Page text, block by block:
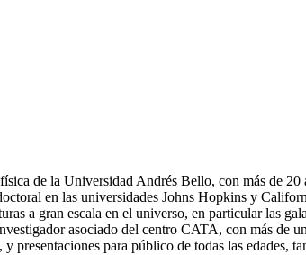
de la Universidad Andrés Bello, con más de
en las universidades Johns Hopkins y
a gran escala en el universo, en particular las
asociado del centro CATA, con más de
presentaciones para público de todas las edades,